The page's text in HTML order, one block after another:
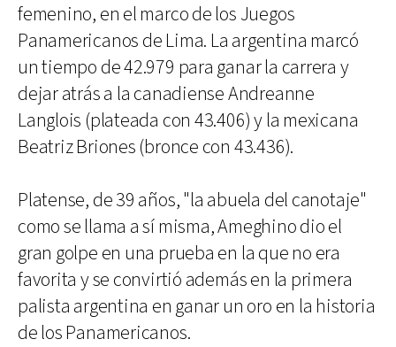
femenino, en el marco de los Juegos
Panamericanos de Lima. La argentina marcó
un tiempo de 42.979 para ganar la carrera y
dejar atrás a la canadiense Andreanne
Langlois (plateada con 43.406) y la mexicana
Beatriz Briones (bronce con 43.436).
Platense, de 39 años, "la abuela del canotaje"
como se llama a sí misma, Ameghino dio el
gran golpe en una prueba en la que no era
favorita y se convirtió además en la primera
palista argentina en ganar un oro en la historia
de los Panamericanos.